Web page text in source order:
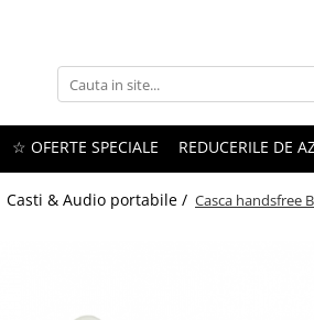
☆ OFERTE SPECIALE REDUCERILE DE
Casti & Audio portabile / Casca handsfree